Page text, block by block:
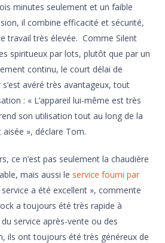
minutes seulement et un faible
il combine efficacité et sécurité,
travail très élevée. Comme Silent
spiritueux par lots, plutôt que par un
continu, le court délai de
avéré très avantageux, tout
: « L’appareil lui-même est très
son utilisation tout au long de la
», déclare Tom.
ce n’est pas seulement la chaudière
mais aussi le service fourni par
a été excellent », commente
a toujours été très rapide à
du service après-vente ou des
ils ont toujours été très généreux de